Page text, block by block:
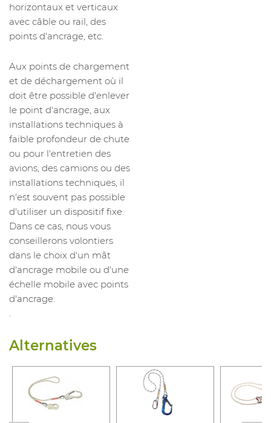
horizontaux et verticaux
avec câble ou rail, des
points d'ancrage, etc.
Aux points de chargement
et de déchargement où il
doit être possible d'enlever
le point d'ancrage, aux
installations techniques à
faible profondeur de chute
ou pour l'entretien des
avions, des camions ou des
installations techniques, il
n'est souvent pas possible
d'utiliser un dispositif fixe.
Dans ce cas, nous vous
conseillerons volontiers
dans le choix d'un mât
d'ancrage mobile ou d'une
échelle mobile avec points
d'ancrage.
Alternatives